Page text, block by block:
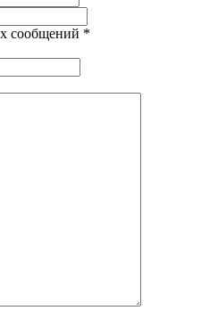
сообщений *